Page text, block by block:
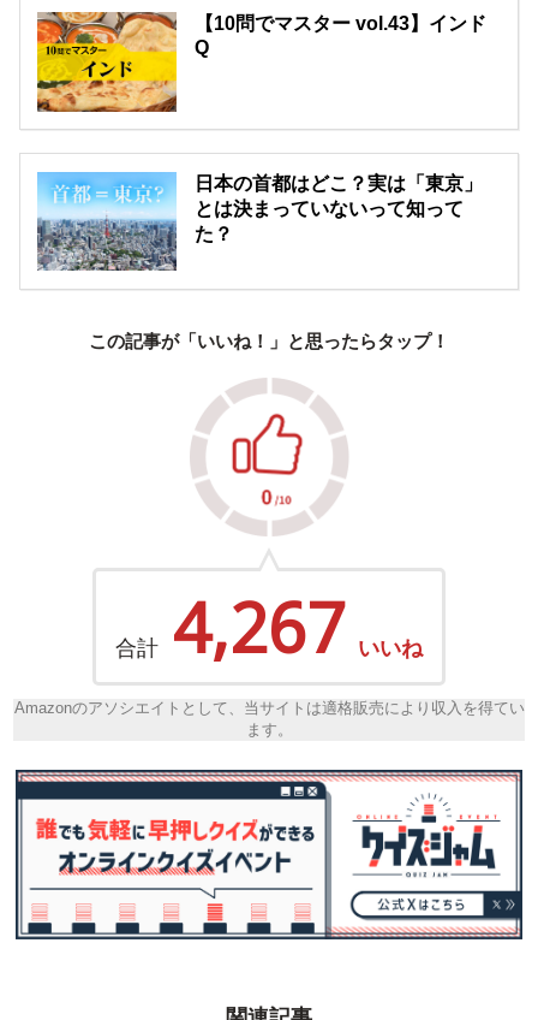
【10問でマスター vol.43】インド
Q
日本の首都はどこ？実は「東京」
とは決まっていないって知って
た？
この記事が「いいね！」と思ったらタップ！
合計 4,267 いいね
Amazonのアソシエイトとして、当サイトは適格販売により収入を得てい
ます。